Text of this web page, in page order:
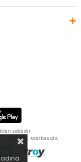
Saklıdır.
A.Ş. Markasıdır.